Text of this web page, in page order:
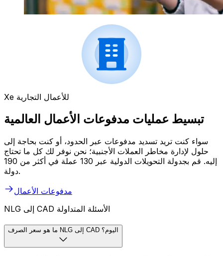
Xe للأعمال التجارية
تبسيط عمليات مدفوعات الأعمال العالمية
سواء كنت تريد تسديد مدفوعات عبر الحدود، أو كنت بحاجة إلى
حلول لإدارة مخاطر العملات الأجنبية؛ نحن نوفر لك كل ما تحتاج
إليه. قم بجدولة التحويلات الدولية عبر 130 عملة في أكثر من 190
دولة.
مدفوعات الأعمال
NLG إلى CAD الأسئلة المتداولة
ما هو سعر الصرف NLG إلى CAD اليوم؟